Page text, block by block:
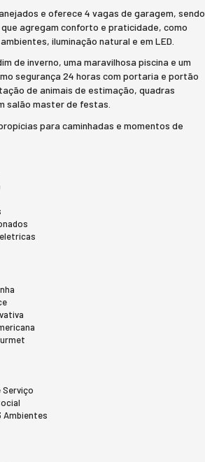
e oferece 4 vagas de garagem, sendo
agregam conforto e praticidade, como
iluminação natural e em LED.
de inverno, uma maravilhosa piscina e um
segurança 24 horas com portaria e portão
de animais de estimação, quadras
salão master de festas.
para caminhadas e momentos de
Serviço
Ambientes